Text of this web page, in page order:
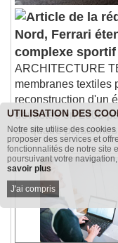
Picture-in-
This is a
Beginning of
and close the
Text
Color
Text
Color
Caption
Color
Font Size
Nord, Ferrari
complexe sportif
ARCHITECTURE
membranes textiles
reconstruction d'un
dévastée en 2008
de quatre
UTILISATION DES
Notre site utilise des
proposer des services et
fonctionnalités de notre site
poursuivant votre
savoir plus
J'ai compris